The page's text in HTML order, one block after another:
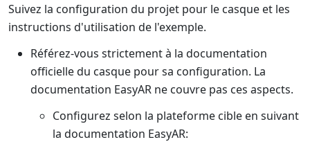
Suivez la configuration du projet pour le casque et les
instructions d'utilisation de l'exemple.
Référez-vous strictement à la documentation
officielle du casque pour sa configuration. La
documentation EasyAR ne couvre pas ces aspects.
Configurez selon la plateforme cible en suivant
la documentation EasyAR: